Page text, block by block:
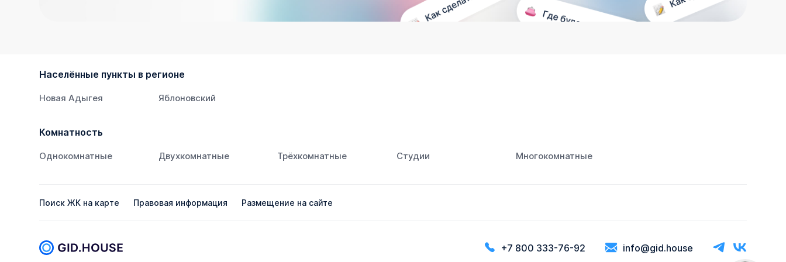
Населённые пункты в регионе
Новая Адыгея Яблоновский
Комнатность
Однокомнатные Двухкомнатные Трёхкомнатные Студии Многокомнатные
Поиск ЖК на карте Правовая информация Размещение на сайте
+7 800 333-76-92 info@gid.house